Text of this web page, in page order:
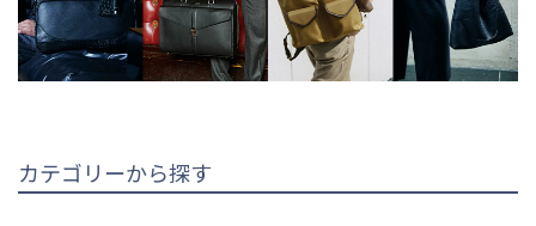
カテゴリーから探す